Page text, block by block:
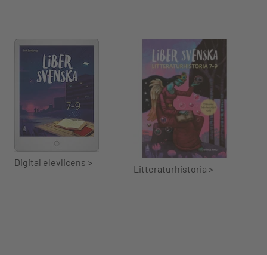
Digital elevlicens >
Litteraturhistoria >